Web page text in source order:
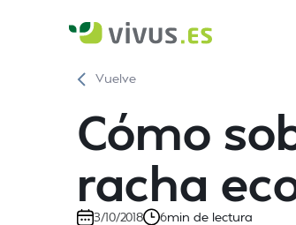
Vuelve
Cómo
racha
3/10/2018 6min de lectura